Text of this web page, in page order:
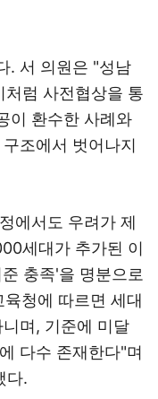
. 서 의원은 "성남
럼 사전협상을 통
이 환수한 사례와
조에서 벗어나지
에서도 우려가 제
세대가 추가된 이
충족'을 명분으로
청에 따르면 세대
며, 기준에 미달
다수 존재한다"며
다.